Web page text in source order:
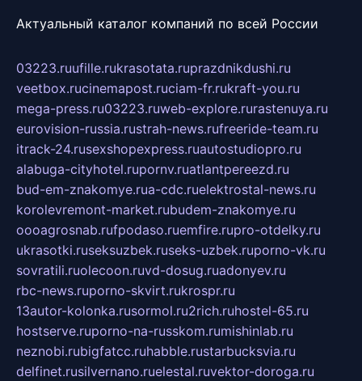
Актуальный каталог компаний по всей России
03223.ruufille.rukrasotata.ruprazdnikdushi.ru
veetbox.rucinemapost.ruciam-fr.rukraft-you.ru
mega-press.ru03223.ruweb-explore.rurastenuya.ru
eurovision-russia.rustrah-news.rufreeride-team.ru
itrack-24.rusexshopexpress.ruautostudiopro.ru
alabuga-cityhotel.rupornv.ruatlantpereezd.ru
bud-em-znakomye.rua-cdc.ruelektrostal-news.ru
korolevremont-market.rubudem-znakomye.ru
oooagrosnab.rufpodaso.ruemfire.rupro-otdelky.ru
ukrasotki.ruseksuzbek.ruseks-uzbek.ruporno-vk.ru
sovratili.ruolecoon.ruvd-dosug.ruadonyev.ru
rbc-news.ruporno-skvirt.rukrospr.ru
13autor-kolonka.rusormol.ru2rich.ruhostel-65.ru
hostserve.ruporno-na-russkom.rumishinlab.ru
neznobi.rubigfatcc.ruhabble.rustarbucksvia.ru
delfinet.rusilvernano.ruelestal.ruvektor-doroga.ru